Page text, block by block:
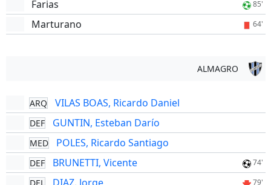
Farias 85'
Marturano 64'
ALMAGRO
ARQ VILAS BOAS, Ricardo Daniel
DEF GUNTIN, Esteban Darío
MED POLES, Ricardo Santiago
DEF BRUNETTI, Vicente 74'
DEL 79'